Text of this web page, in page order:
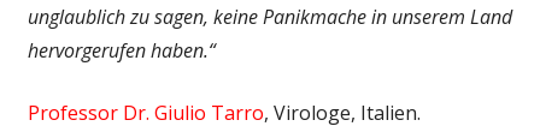
unglaublich zu sagen, keine Panikmache in unserem Land
hervorgerufen haben.“
Professor Dr. Giulio Tarro, Virologe, Italien.